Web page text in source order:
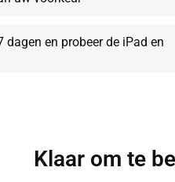
en probeer de iPad en
Klaar om te